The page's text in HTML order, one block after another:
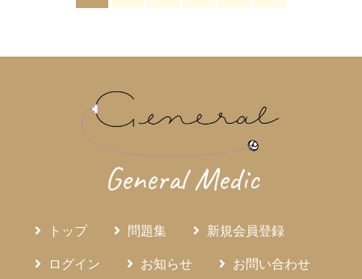
メトトレキサート ライム病
ラテックス-フルーツ症候群
ラモトリギン ランタン沈着症
リウマチ性多発筋痛症 リケッチア感染症 リツキシマブ
リンパ脈管筋腫症 ループス腎炎 レジオネラ レプトスピラ症
General Medic
トップ 問題集 新規会員登録
ログイン お知らせ お問い合わせ